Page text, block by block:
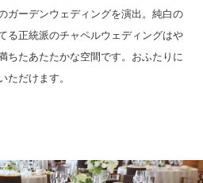
ガーデンウェディングを演出。純白の
る正統派のチャペルウェディングはや
ちたあたたかな空間です。おふたりに
ただけます。